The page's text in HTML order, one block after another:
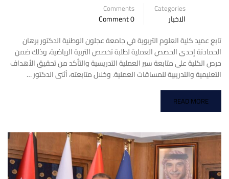
Categories
الاخبار
Comments
0 Comment
تابع عميد كلية العلوم التربوية في جامعة عجلون الوطنية الدكتور برهان
الحمادنة إحدى الحصص العملية لطلبة تخصص التربية الرياضية، وذلك ضمن
حرص الكلية على متابعة سير العملية التدريسية والتأكد من تحقيق الأهداف
التعليمية والتدريبية للمساقات العملية. وخلال متابعته، أثنى الدكتور …
READ MORE